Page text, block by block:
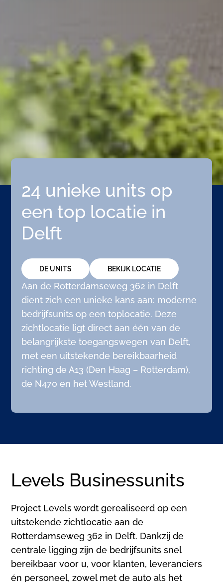
Aan de Rotterdamseweg 362 in Delft
dient zich een unieke kans aan: moderne
bedrijfsunits op een toplocatie. Deze
zichtlocatie ligt direct aan één van de
belangrijkste toegangswegen van Delft,
met een uitstekende bereikbaarheid
richting de A13 (Den Haag – Rotterdam),
de N470 en het Westland.
24 unieke units op
een top locatie in
Delft
DE UNITS BEKIJK LOCATIE
Levels Businessunits
Project Levels wordt gerealiseerd op een
uitstekende zichtlocatie aan de
Rotterdamseweg 362 in Delft. Dankzij de
centrale ligging zijn de bedrijfsunits snel
bereikbaar voor u, voor klanten, leveranciers
én personeel, zowel met de auto als het